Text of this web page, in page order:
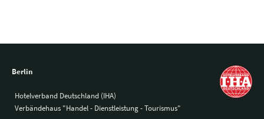
Berlin
Hotelverband Deutschland (IHA)
Verbändehaus "Handel - Dienstleistung - Tourismus"